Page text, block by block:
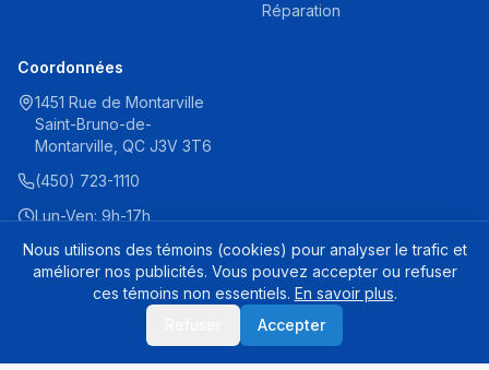
Réparation
Coordonnées
1451 Rue de Montarville
Saint-Bruno-de-
Montarville, QC J3V 3T6
(450) 723-1110
Lun-Ven: 9h-17h
© 2025 Destination Piscine Aide. Tous droits réservés.
Nous utilisons des témoins (cookies) pour analyser le trafic et
améliorer nos publicités. Vous pouvez accepter ou refuser
ces témoins non essentiels. En savoir plus.
Accepter